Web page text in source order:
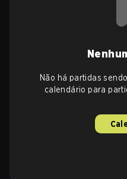
Não há partidas
calendário para